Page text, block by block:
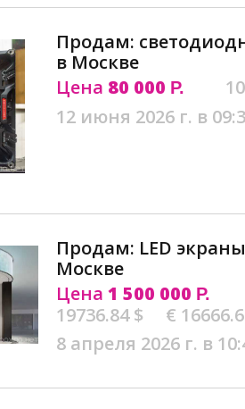
Продам:
в Москве
Цена 80 000 Р.
12 июня 2026 г. в
Продам: LED
Москве
Цена 1 500 000 Р.
19736.84 $
€
8 апреля 2026 г. в